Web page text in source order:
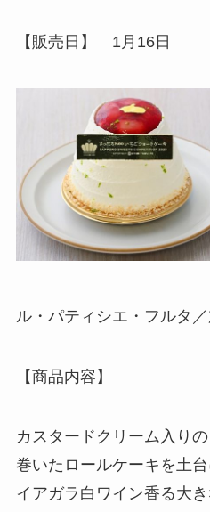
【販売日】 1月16日
ル・パティシエ・フルタ
【商品内容】
カスタードクリーム入り
巻いたロールケーキを土
イアガラ白ワイン香る大